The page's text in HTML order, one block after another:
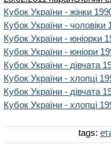
Кубок України - жінки
Кубок України - чоловіки
Кубок України - юніорки
Кубок України - юніори
Кубок України - дівчата
Кубок України - хлопці
Кубок України - дівчата
Кубок України - хлопці
tags: